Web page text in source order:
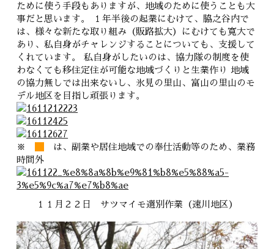
ために使う手段もありますが、地域のために使うことも大
事だと思います。 １年半後の起業にむけて、脇之谷内で
は、様々な新たな取り組み（販路拡大）にむけても寛大で
あり、私自身がチャレンジすることについても、支援して
くれています。 私自身がしたいのは、協力隊の制度を使
わなくても移住定住が可能な地域づくりと生業作り 地域
の協力無しでは出来ないし、氷見の里山、富山の里山のモ
デル地区を目指し頑張ります。
※
は、副業や居住地域での奉仕活動等のため、業務
時間外
１１月２２日 サツマイモ選別作業（速川地区）